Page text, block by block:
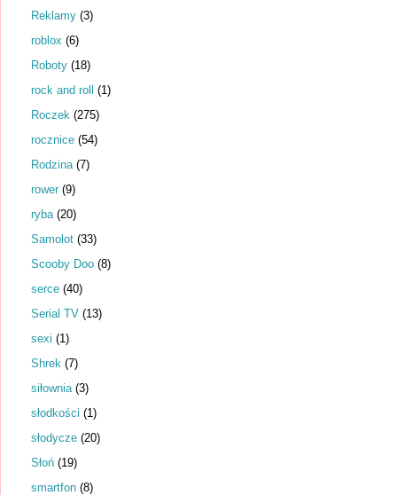
Reklamy (3)
roblox (6)
Roboty (18)
rock and roll (1)
Roczek (275)
rocznice (54)
Rodzina (7)
rower (9)
ryba (20)
Samolot (33)
Scooby Doo (8)
serce (40)
Serial TV (13)
sexi (1)
Shrek (7)
siłownia (3)
słodkości (1)
słodycze (20)
Słoń (19)
smartfon (8)